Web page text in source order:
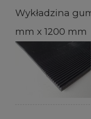
Wykładzina
mm x 1200 mm